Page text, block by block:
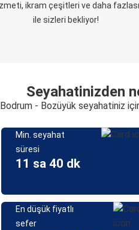
ikram çeşitleri ve daha fazlası
ile sizleri bekliyor!
Seyahatinizden
Bodrum - Bozüyük seyahatiniz
Min. seyahat
süresi
11 sa 40 dk
En düşük fiyatlı
sefer